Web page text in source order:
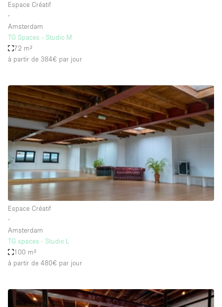
Espace Atypique / Unique
Espace Publicitaire
Espace Événementiel
Kiosque / Stand / Corner
Lobby / Accueil
Maison / Villa / Hôtel Particulier
Restaurant / Bar / Café
Rooftop
Salle
Salle de Conférence
Salle de Réunion
Salon / Festival
Salon Beauté / Coiffure
Studio Photo / Tournage
Espace Créatif
∙
Amsterdam
TG Spaces - Studio M
72 m²
à partir de 384€ par jour
Espace Créatif
∙
Amsterdam
TG spaces - Studio L
100 m²
à partir de 480€ par jour